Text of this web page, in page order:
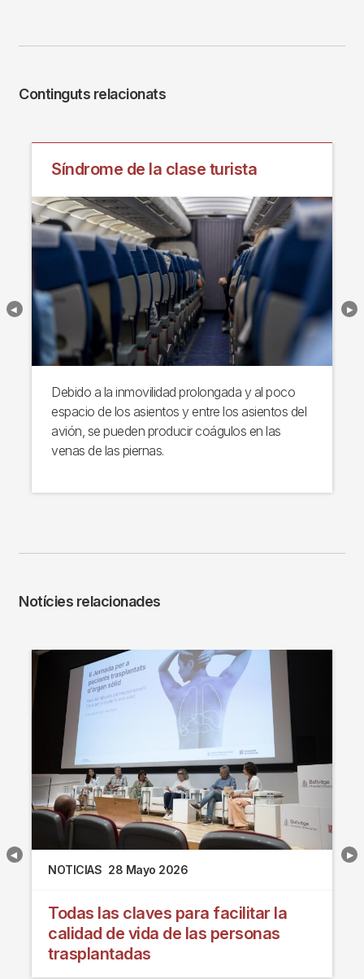
Continguts relacionats
Síndrome de la clase turista
Debido a la inmovilidad prolongada y al poco
espacio de los asientos y entre los asientos del
avión, se pueden producir coágulos en las
venas de las piernas.
Notícies relacionades
NOTICIAS 28 Mayo 2026
Todas las claves para facilitar la
calidad de vida de las personas
trasplantadas